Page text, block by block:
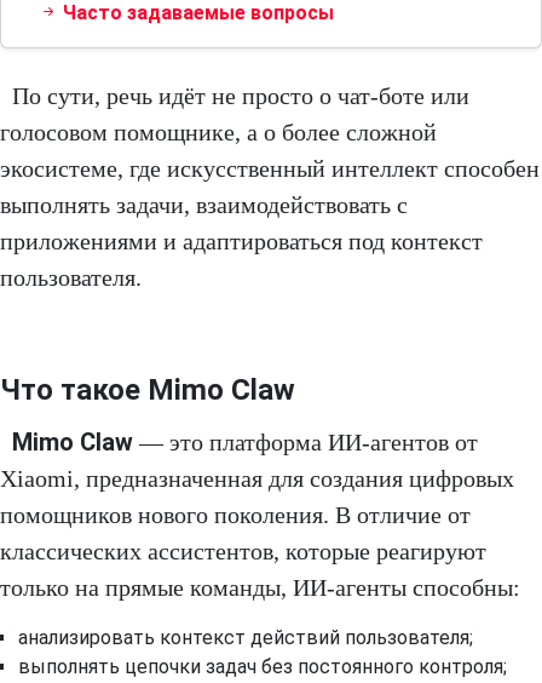
Часто задаваемые вопросы
По сути, речь идёт не просто о чат-боте или
голосовом помощнике, а о более сложной
экосистеме, где искусственный интеллект способен
выполнять задачи, взаимодействовать с
приложениями и адаптироваться под контекст
пользователя.
Что такое Mimo Claw
Mimo Claw— это платформа ИИ-агентов от
Xiaomi, предназначенная для создания цифровых
помощников нового поколения. В отличие от
классических ассистентов, которые реагируют
только на прямые команды, ИИ-агенты способны:
анализировать контекст действий пользователя;
выполнять цепочки задач без постоянного контроля;